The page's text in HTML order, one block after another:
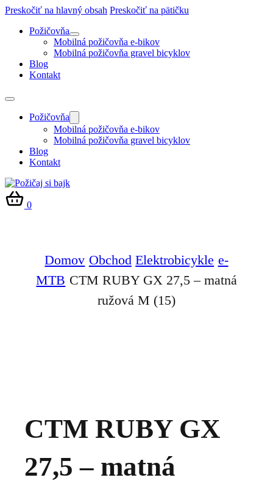
Preskočiť na hlavný obsah Preskočiť na pätičku
Požičovňa
Mobilná požičovňa e-bikov
Mobilná požičovňa gravel bicyklov
Blog
Kontakt
Požičovňa
Mobilná požičovňa e-bikov
Mobilná požičovňa gravel bicyklov
Blog
Kontakt
0
Domov Obchod Elektrobicykle e-
MTB CTM RUBY GX 27,5 – matná
ružová M (15)
CTM RUBY GX
27,5 – matná